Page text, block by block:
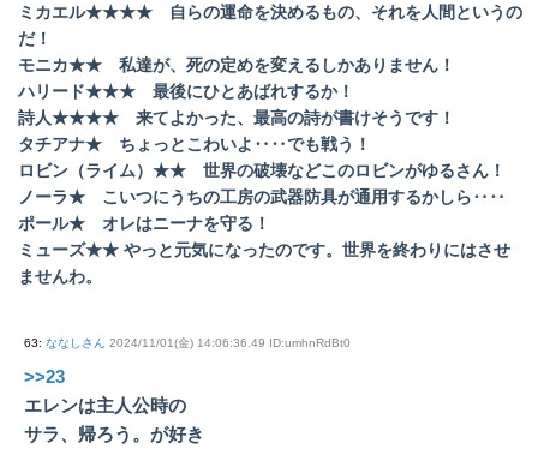
ミカエル★★★★ 自らの運命を決めるもの、それを人間というの
だ！
モニカ★★ 私達が、死の定めを変えるしかありません！
ハリード★★★ 最後にひとあばれするか！
詩人★★★★ 来てよかった、最高の詩が書けそうです！
タチアナ★ ちょっとこわいよ‥‥でも戦う！
ロビン（ライム）★★ 世界の破壊などこのロビンがゆるさん！
ノーラ★ こいつにうちの工房の武器防具が通用するかしら‥‥
ポール★ オレはニーナを守る！
ミューズ★★ やっと元気になったのです。世界を終わりにはさせ
ませんわ。
63: ななしさん 2024/11/01(金) 14:06:36.49 ID:umhnRdBt0
>>23
エレンは主人公時の
サラ、帰ろう。が好き